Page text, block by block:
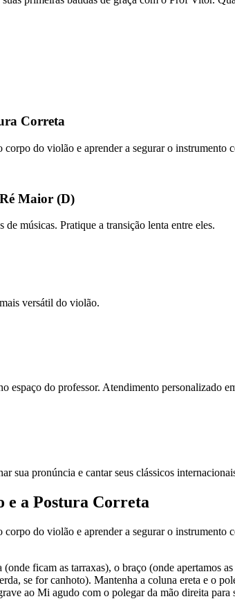
Correta
do violão e aprender a segurar o instrumento
Maior (D)
músicas. Pratique a transição lenta entre eles.
versátil do violão.
espaço do professor. Atendimento personalizado
sua pronúncia e cantar seus clássicos
e a Postura Correta
do violão e aprender a segurar o instrumento
ficam as tarraxas), o braço (onde apertamos
se for canhoto). Mantenha a coluna ereta e o
ao Mi agudo com o polegar da mão direita para